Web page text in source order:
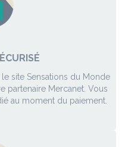
site Sensations du Monde
partenaire Mercanet. Vous
au moment du paiement.